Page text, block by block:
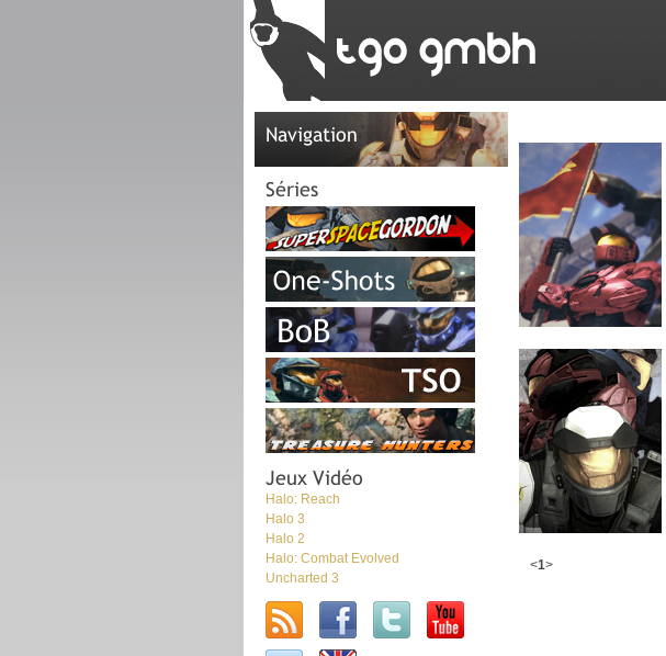
Navigation
Séries
Jeux Vidéo
Halo: Reach
Halo 3
Halo 2
Halo: Combat Evolved
Uncharted 3
<1>